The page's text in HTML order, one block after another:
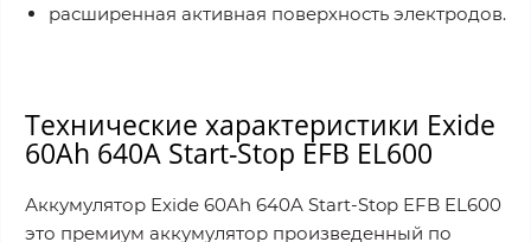
расширенная активная поверхность электродов.
Технические характеристики Exide
60Ah 640A Start-Stop EFB EL600
Аккумулятор Exide 60Ah 640A Start-Stop EFB EL600
это премиум аккумулятор произведенный по